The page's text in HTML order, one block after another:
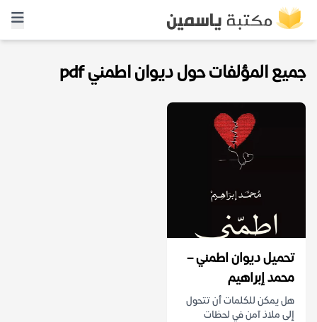
جميع المؤلفات حول ديوان اطمني pdf
تحميل ديوان اطمني –
محمد إبراهيم
هل يمكن للكلمات أن تتحول
إلى ملاذ آمن في لحظات